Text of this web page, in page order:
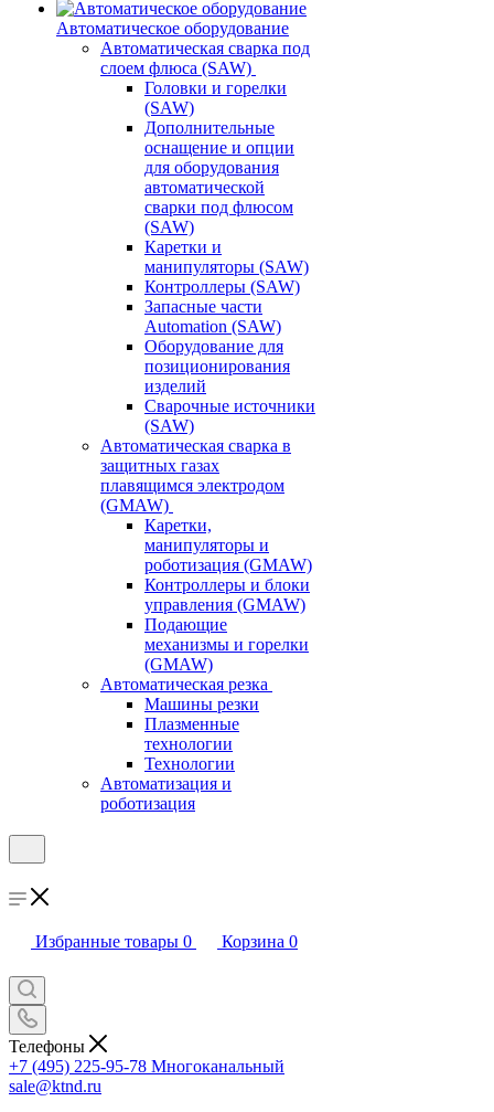
Автоматическое оборудование
Автоматическая сварка под
слоем флюса (SAW)
Головки и горелки
(SAW)
Дополнительные
оснащение и опции
для оборудования
автоматической
сварки под флюсом
(SAW)
Каретки и
манипуляторы (SAW)
Контроллеры (SAW)
Запасные части
Automation (SAW)
Оборудование для
позиционирования
изделий
Сварочные источники
(SAW)
Автоматическая сварка в
защитных газах
плавящимся электродом
(GMAW)
Каретки,
манипуляторы и
роботизация (GMAW)
Контроллеры и блоки
управления (GMAW)
Подающие
механизмы и горелки
(GMAW)
Автоматическая резка
Машины резки
Плазменные
технологии
Технологии
Автоматизация и
роботизация
Избранные товары 0 Корзина 0
Телефоны
+7 (495) 225-95-78 Многоканальный
sale@ktnd.ru